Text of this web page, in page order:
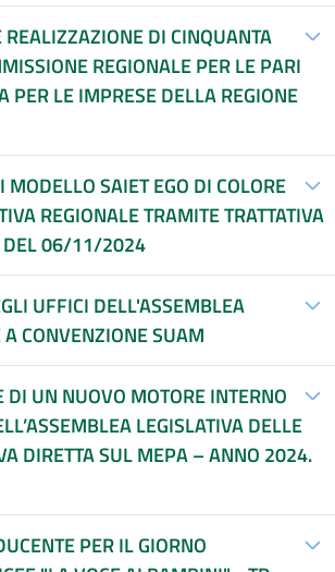
DI CINQUANTA
REGIONALE PER LE PARI
LE IMPRESE DELLA REGIONE
SAIET EGO DI COLORE
REGIONALE TRAMITE TRATTATIVA
DEL 06/11/2024
UFFICI DELL'ASSEMBLEA
CONVENZIONE SUAM
UN NUOVO MOTORE INTERNO
LEGISLATIVA DELLE
DIRETTA SUL MEPA – ANNO 2024.
PER IL GIORNO